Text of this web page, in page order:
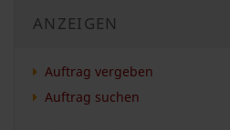
ANZEIGEN
Auftrag vergeben
Auftrag suchen